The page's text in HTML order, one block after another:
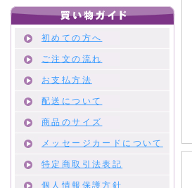
初めての方へ
ご注文の流れ
お支払方法
配送について
商品のサイズ
メッセージカードについて
特定商取引法表記
個人情報保護方針